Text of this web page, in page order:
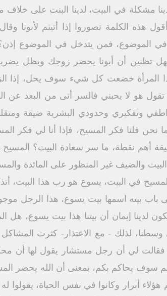
مشكلة في البيت، لدينا البنت على
هذه الكلمة تصوروا إذا أتيتم لأبونا
في الموضوع، فمن يتدخل في الموضوع
تظنين أن أبونا يحضر زوجك ويظل
المرأة خضعت كل شيء سوف يحل، إذا
تقول هو لا يحبني فالسر أتى من البعد
وتفكيري وحدودي البشرية ضيقة
نحن فلنا فكر المسيح، فإذا أنا لي فكر
أهم نقطة، ما سر سعادة البيت؟ المسيح
والضيف غير المنظور على المائدة
المسيح في البيت، يسوع هو رب هذا البيت،
باب بيته اسمها بيت يسوع، هذا الرجل
لدينا إيمان أن بيتنا هذا بيت يسوع،
لذلك - مع الاعتذار- كثرت
لي أن رجل مستشار يقول لها أن
سوف يحاكم بكم، بمعنى أن الله يحضر
هؤلاء أبرار وكانوا في نفس الحياة،